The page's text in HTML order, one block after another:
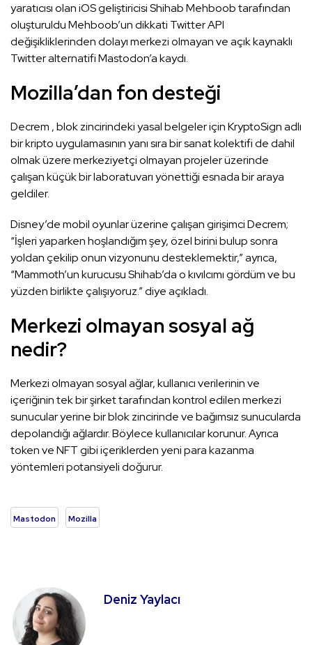
yaratıcısı olan iOS geliştiricisi Shihab Mehboob tarafından
oluşturuldu Mehboob’un dikkati Twitter API
değişikliklerinden dolayı merkezi olmayan ve açık kaynaklı
Twitter alternatifi Mastodon’a kaydı.
Mozilla’dan fon desteği
Decrem , blok zincirindeki yasal belgeler için KryptoSign adlı
bir kripto uygulamasının yanı sıra bir sanat kolektifi de dahil
olmak üzere merkeziyetçi olmayan projeler üzerinde
çalışan küçük bir laboratuvarı yönettiği esnada bir araya
geldiler.
Disney’de mobil oyunlar üzerine çalışan girişimci Decrem;
“İşleri yaparken hoşlandığım şey, özel birini bulup sonra
yoldan çekilip onun vizyonunu desteklemektir,” ayrıca,
“Mammoth’un kurucusu Shihab’da o kıvılcımı gördüm ve bu
yüzden birlikte çalışıyoruz.” diye açıkladı.
Merkezi olmayan sosyal ağ
nedir?
Merkezi olmayan sosyal ağlar, kullanıcı verilerinin ve
içeriğinin tek bir şirket tarafından kontrol edilen merkezi
sunucular yerine bir blok zincirinde ve bağımsız sunucularda
depolandığı ağlardır. Böylece kullanıcılar korunur. Ayrıca
token ve NFT gibi içeriklerden yeni para kazanma
yöntemleri potansiyeli doğurur.
Mastodon Mozilla
Deniz Yaylacı